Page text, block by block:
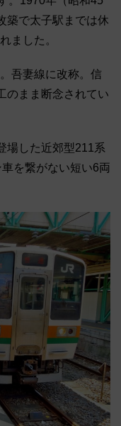
築で太子駅までは休
ました。
吾妻線に改称。信
のまま断念されてい
場した近郊型211系
を繋がない短い6両